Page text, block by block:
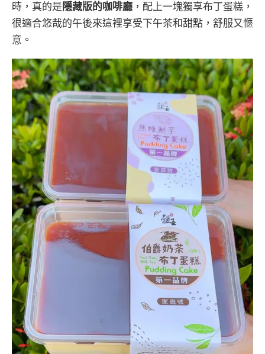
時，真的是 隱藏版的咖啡廳 ，配上一塊獨享布丁蛋糕，
很適合悠哉的午後來這裡享受下午茶和甜點，舒服又愜
意。